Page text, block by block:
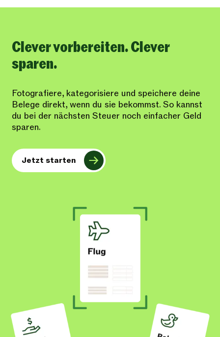
Clever vorbereiten. Clever
sparen.
Fotografiere, kategorisiere und speichere deine
Belege direkt, wenn du sie bekommst. So kannst
du bei der nächsten Steuer noch einfacher Geld
sparen.
Jetzt starten